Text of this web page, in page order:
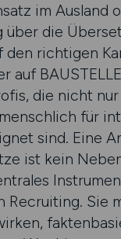
im Ausland
über die
den richtigen
auf
die nicht
für
sind. Eine
ist kein
Recruiting. Sie